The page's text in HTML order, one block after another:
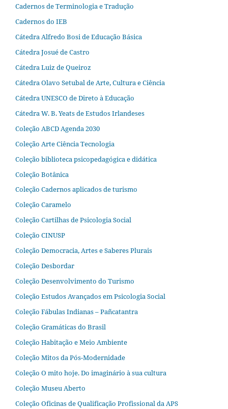
Cadernos de Terminologia e Tradução
Cadernos do IEB
Cátedra Alfredo Bosi de Educação Básica
Cátedra Josué de Castro
Cátedra Luiz de Queiroz
Cátedra Olavo Setubal de Arte, Cultura e Ciência
Cátedra UNESCO de Direto à Educação
Cátedra W. B. Yeats de Estudos Irlandeses
Coleção ABCD Agenda 2030
Coleção Arte Ciência Tecnologia
Coleção biblioteca psicopedagógica e didática
Coleção Botânica
Coleção Cadernos aplicados de turismo
Coleção Caramelo
Coleção Cartilhas de Psicologia Social
Coleção CINUSP
Coleção Democracia, Artes e Saberes Plurais
Coleção Desbordar
Coleção Desenvolvimento do Turismo
Coleção Estudos Avançados em Psicologia Social
Coleção Fábulas Indianas – Pañcatantra
Coleção Gramáticas do Brasil
Coleção Habitação e Meio Ambiente
Coleção Mitos da Pós-Modernidade
Coleção O mito hoje. Do imaginário à sua cultura
Coleção Museu Aberto
Coleção Oficinas de Qualificação Profissional da APS